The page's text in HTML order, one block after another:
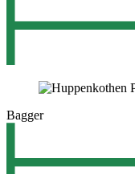
Bagger